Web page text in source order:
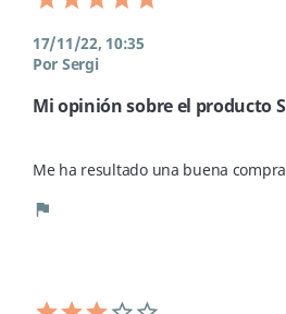
17/11/22, 10:35
Por Sergi
Mi opinión sobre el producto
Me ha resultado una buena compra
flag